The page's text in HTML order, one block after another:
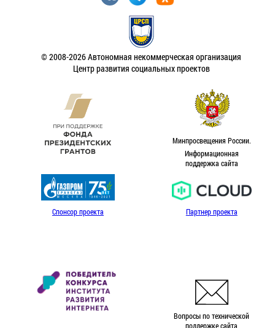
© 2008-2026 Автономная некоммерческая организация
Центр развития социальных проектов
Минпросвещения России.
Информационная
поддержка сайта
Спонсор проекта Партнер проекта
Вопросы по технической
поддержке сайта